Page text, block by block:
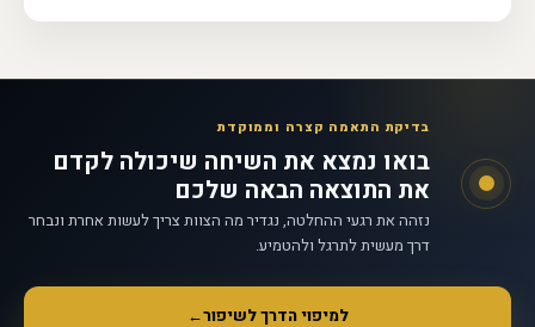
בדיקת התאמה קצרה וממוקדת
בואו נמצא את השיחה שיכולה לקדם
את התוצאה הבאה שלכם
נזהה את רגעי ההחלטה, נגדיר מה הצוות צריך לעשות אחרת ונבחר
דרך מעשית לתרגל ולהטמיע.
למיפוי הדרך לשיפור←